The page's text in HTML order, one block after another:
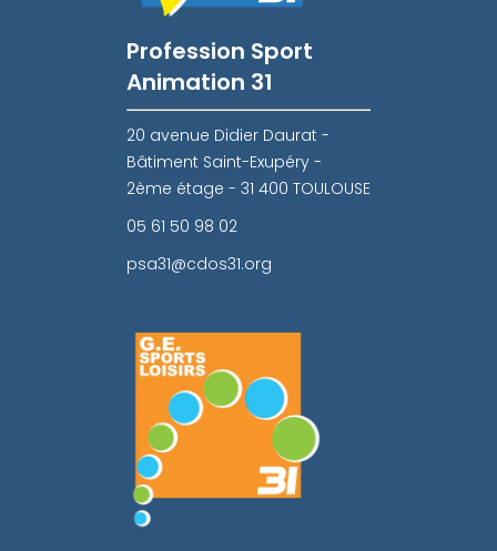
Profession Sport
Animation 31
20 avenue Didier Daurat -
Bâtiment Saint-Exupéry -
2ème étage - 31 400 TOULOUSE
05 61 50 98 02
psa31@cdos31.org